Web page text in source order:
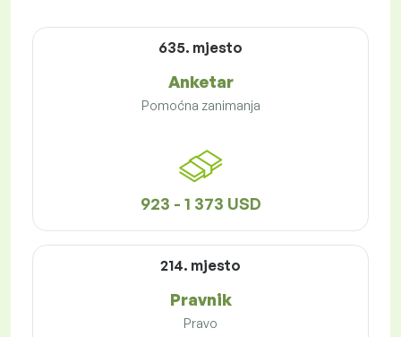
635. mjesto
Anketar
Pomoćna zanimanja
923 - 1 373 USD
214. mjesto
Pravnik
Pravo